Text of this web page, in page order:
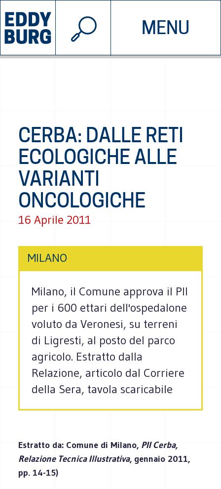
MENU
INIZIATIVE CHI SIAMO
© 2026 EDDYBURG
CERBA: DALLE RETI
ECOLOGICHE ALLE
VARIANTI
ONCOLOGICHE
16 Aprile 2011
MILANO
Milano, il Comune approva il PII
per i 600 ettari dell'ospedalone
voluto da Veronesi, su terreni
di Ligresti, al posto del parco
agricolo. Estratto dalla
Relazione, articolo dal Corriere
della Sera, tavola scaricabile
Estratto da: Comune di Milano, PII Cerba,
Relazione Tecnica Illustrativa, gennaio 2011,
pp. 14-15)